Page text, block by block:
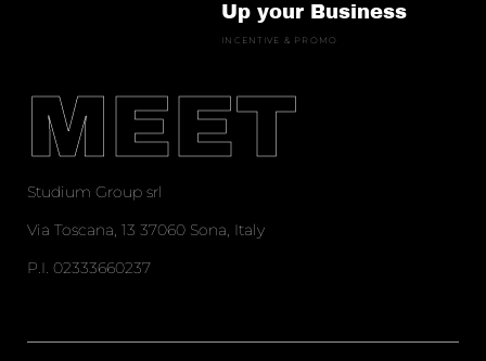
Up your Business
INCENTIVE & PROMO
MEET
Studium Group srl
Via Toscana, 13 37060 Sona, Italy
P.I. 02333660237